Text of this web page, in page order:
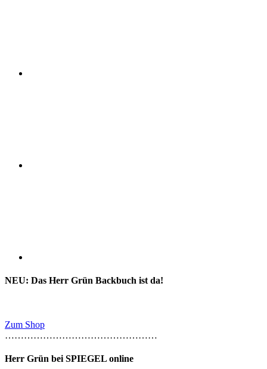
NEU: Das Herr Grün Backbuch ist da!
Zum Shop
…………………………………………
Herr Grün bei SPIEGEL online